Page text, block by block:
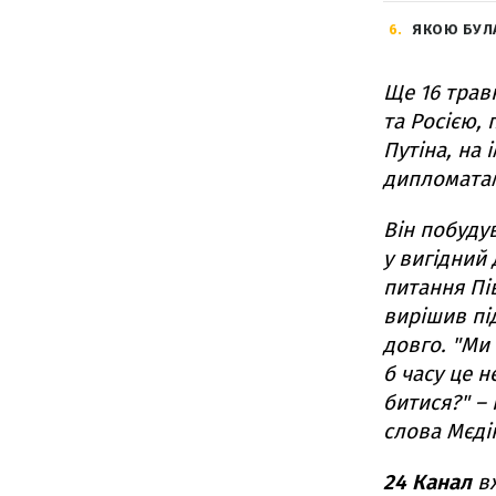
6 ЯКОЮ
Ще 16
та Росією,
Путіна, на
Він
у вигідний
питання
вирішив
довго. "Ми
б часу це
битися?"
слова
24 Канал